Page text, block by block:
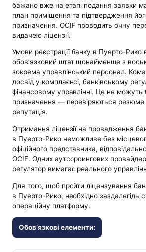
бажано вже на етапі подання заявки
план приміщення та підтвердження
призначення. OCIF проводить очну
видачею ліцензії.
Умови реєстрації банку в Пуерто-Рико
обов’язковий штат щонайменше з
зокрема управлінський персонал.
досвід у комплаєнсі, банківському
фінансовому управлінні. Це не можуть
призначення — перевіряються резюме
репутація.
Отримання ліцензії на провадження
в Пуерто-Рико неможливе без
офіційного представника,
OCIF. Одних аутсорсингових
регулятор вимагає реального
Для того, щоб пройти ліцензування
в Пуерто-Рико, необхідно заздалегідь
операційну платформу.
Обов’язкові елементи: